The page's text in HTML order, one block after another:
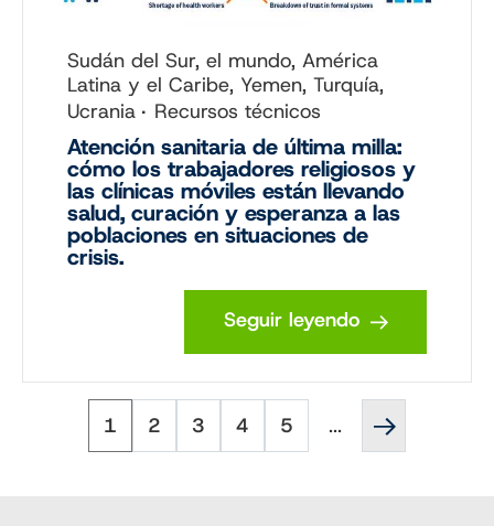
Sudán del Sur, el mundo, América
Latina y el Caribe, Yemen, Turquía,
Ucrania
Recursos técnicos
Atención sanitaria de última milla:
cómo los trabajadores religiosos y
las clínicas móviles están llevando
salud, curación y esperanza a las
poblaciones en situaciones de
crisis.
Seguir leyendo
Paginación
1 2 3 4 5 ...
siguiente